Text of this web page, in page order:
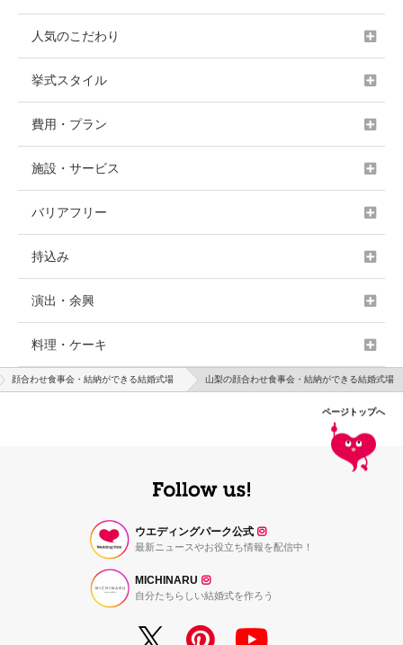
人気のこだわり
挙式スタイル
費用・プラン
施設・サービス
バリアフリー
持込み
演出・余興
料理・ケーキ
顔合わせ食事会・結納ができる結婚式場 山梨の顔合わせ食事会・結納ができる結婚式場
ページトップへ
ウエディングパーク公式
最新ニュースやお役立ち情報を配信中！
MICHINARU
自分たちらしい結婚式を作ろう